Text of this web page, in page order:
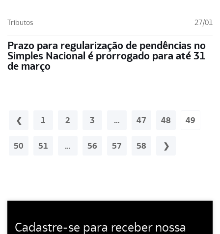
Tributos 27/01
Prazo para regularização de pendências no
Simples Nacional é prorrogado para até 31
de março
1 2 3 … 47 48 49
50 51 … 56 57 58
Cadastre-se para receber nossa